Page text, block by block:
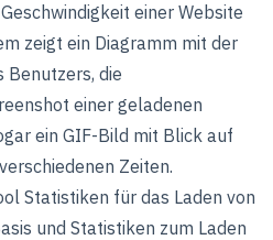
einer Website
zeigt ein Diagramm mit der
Benutzers, die
einer geladenen
ein GIF-Bild mit Blick auf
Zeiten.
Statistiken für das Laden von
und Statistiken zum Laden